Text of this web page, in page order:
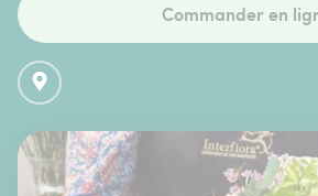
Commander en